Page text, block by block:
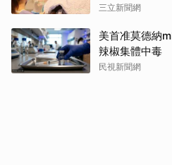
三立新聞網
美首准莫德納
辣椒集體中毒
民視新聞網